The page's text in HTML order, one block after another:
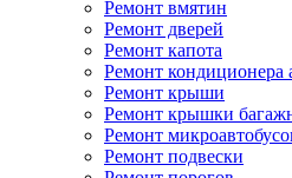
Ремонт вмятин
Ремонт дверей
Ремонт капота
Ремонт кондиционера
Ремонт крыши
Ремонт крышки
Ремонт
Ремонт подвески